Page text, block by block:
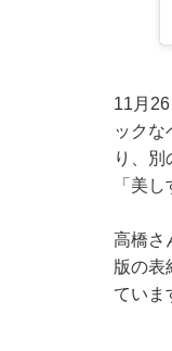
11月
ックな
り、
「美
高橋さ
版の表
ていま